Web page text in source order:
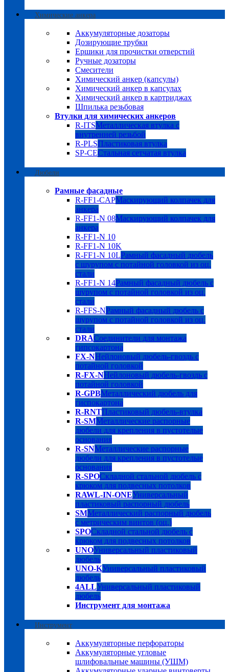
Химические анкера
Аккумуляторные дозаторы
Дозирующие трубки
Ершики для прочистки отверстий
Ручные дозаторы
Смесители
Химический анкер (капсулы)
Химический анкер в капсулах
Химический анкер в картриджах
Шпилька резьбовая
Втулки для химических анкеров
R-ITSМеталлическая втулка с
внутренней резьбой
R-PLSПластиковая втулка
SP-CEСтальная сетчатая втулка
Дюбели
Рамные фасадные
R-FF1-CAPМаскирующий колпачек для
анкера
R-FF1-N 08Маскирующий колпачек для
анкера
R-FF1-N 10
R-FF1-N 10K
R-FF1-N 10LРамный фасадный дюбель
с шурупом с потайной головкой из оц.
стали
R-FF1-N 14Рамный фасадный дюбель с
шурупом с потайной головкой из оц.
стали
R-FFS-NРамный фасадный дюбель с
шурупом с потайной головкой из оц.
стали
DRAСоединители для монтажа
гипсокартона
FX-NНейлоновый дюбель-гвоздь с
потайной головкой
R-FX-NНейлоновый дюбель-гвоздь с
потайной головкой
R-GPBМеталлический дюбель для
гиспокартона
R-RNTПластиковый дюбель-втулка
R-SMМеталлические распорные
дюбели для крепления в пустотелые
основания
R-SNМеталлические распорные
дюбели для крепления в пустотелые
основания
R-SPOСкладной стальной дюбель с
крюком для подвесных потолков
RAWL-IN-ONEУниверсальный
пластиковый распорный дюбель
SMМеталлический распорный дюбель
с метрическим винтов (оц.)
SPOСкладной стальной дюбель с
крюком для подвесных потолков
UNOУниверсальный пластиковый
дюбель
UNO-KУниверсальный пластиковый
дюбель
4ALLУниверсальный пластиковый
дюбель
Инструмент для монтажа
Инструмент
Аккумуляторные перфораторы
Аккумуляторные угловые
шлифовальные машины (УШМ)